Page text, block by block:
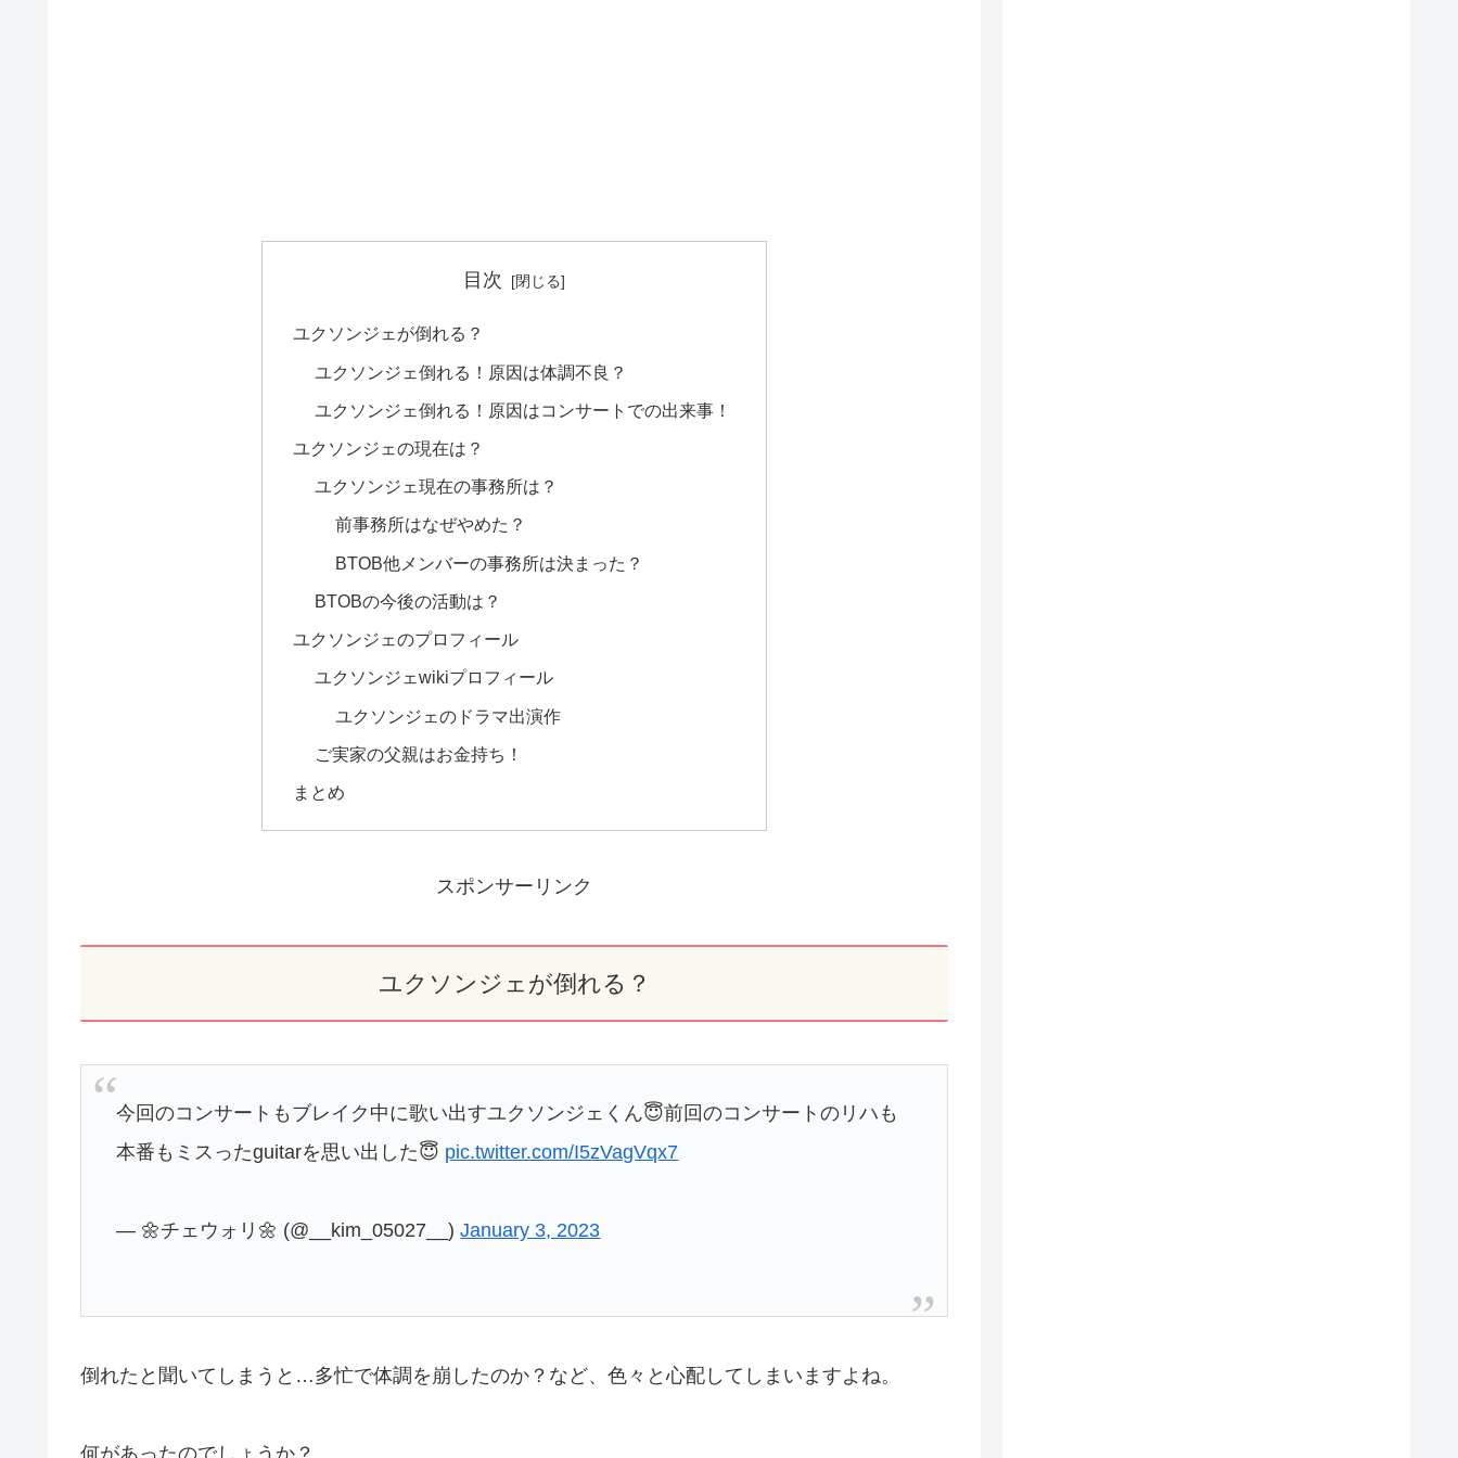
目次
ユクソンジェが倒れる？
ユクソンジェ倒れる！原因は体調不良？
ユクソンジェ倒れる！原因はコンサートでの出来事！
ユクソンジェの現在は？
ユクソンジェ現在の事務所は？
前事務所はなぜやめた？
BTOB他メンバーの事務所は決まった？
BTOBの今後の活動は？
ユクソンジェのプロフィール
ユクソンジェwikiプロフィール
ユクソンジェのドラマ出演作
ご実家の父親はお金持ち！
まとめ
スポンサーリンク
ユクソンジェが倒れる？
今回のコンサートもブレイク中に歌い出すユクソンジェくん😇前回のコンサートのリハも
本番もミスったguitarを思い出した😇 pic.twitter.com/I5zVagVqx7
— 🌼チェウォリ🌼 (@__kim_05027__)January 3, 2023
倒れたと聞いてしまうと…多忙で体調を崩したのか？など、色々と心配してしまいますよね。
何があったのでしょうか？